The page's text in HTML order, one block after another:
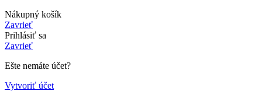
Nákupný košík
Zavrieť
Prihlásiť sa
Zavrieť
Ešte nemáte účet?
Vytvoriť účet